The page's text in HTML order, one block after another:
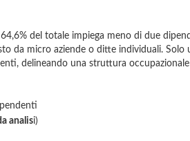
del totale impiega meno di due
da micro aziende o ditte individuali.
delineando una struttura
analisi)